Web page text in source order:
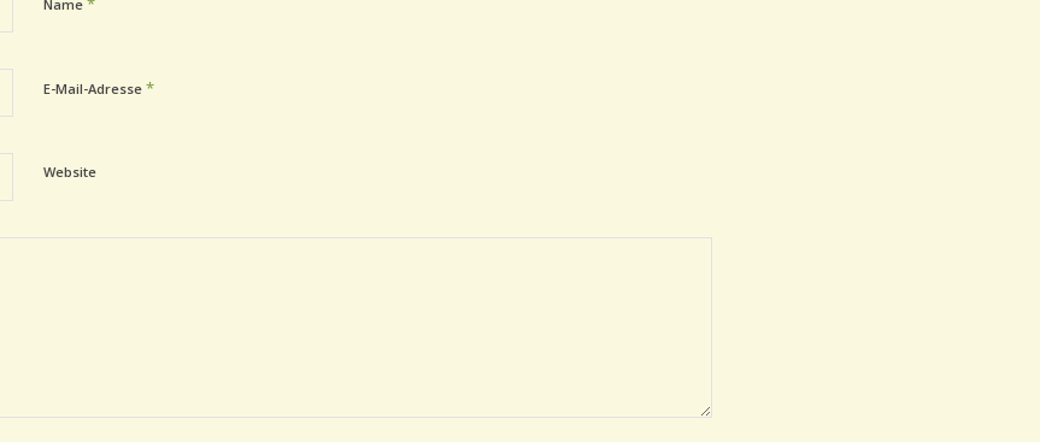
Name
E-Mail-Adresse *
Website